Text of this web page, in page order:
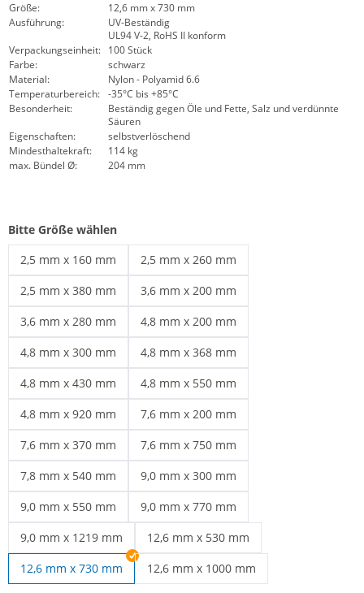
Größe:
12,6 mm x 730 mm
Ausführung:
UV-Beständig
UL94 V-2, RoHS II konform
Verpackungseinheit: 100 Stück
Farbe:
schwarz
Material:
Nylon - Polyamid 6.6
Temperaturbereich: -35°C bis +85°C
Besonderheit:
Beständig gegen Öle und Fette, Salz und verdünnte
Säuren
Eigenschaften:
selbstverlöschend
Mindesthaltekraft:
114 kg
max. Bündel Ø:
204 mm
Bitte Größe wählen
2,5 mm x 160 mm
Kabelbinder schwarz | 2,5 mm x 160 mm
2,5 mm x 260 mm
Kabelbinder schwarz | 2,5 mm x 260 mm
2,5 mm x 380 mm
Kabelbinder schwarz | 2,5 mm x 380 mm
3,6 mm x 200 mm
Kabelbinder schwarz | 3,6 mm x 200 mm
3,6 mm x 280 mm
Kabelbinder schwarz | 3,6 mm x 280 mm
4,8 mm x 200 mm
Kabelbinder 4,8 | 4,8 mm x 200 mm
4,8 mm x 300 mm
UV beständige Kabelbinder | 4,8 mm x 300 mm
4,8 mm x 368 mm
Wetterfeste Kabelbinder | 4,8 mm x 368
4,8 mm x 430 mm
Kabelbinder schwarz | 4,8 mm x 430 mm
4,8 mm x 550 mm
Kabelbinder schwarz | 4,8 mm x 550 mm
4,8 mm x 920 mm
Kabelbinder schwarz | 4,8 mm x 920 mm
7,6 mm x 200 mm
Kabelbinder schwarz | 7,6 mm x 200 mm
7,6 mm x 370 mm
Schwarze Kabelbinder | 7,6 mm x 370 mm
7,6 mm x 750 mm
Kabelbinder schwarz | 7,6 mm x 750 mm
7,8 mm x 540 mm
Kabelbinder über 50 cm | 7,8 mm x 540 mm
9,0 mm x 300 mm
Kabelbinder schwarz | 9,0 mm x 300 mm
9,0 mm x 550 mm
Kabelbinder schwarz | 9,0 mm x 550 mm
9,0 mm x 770 mm
Kabelbinder schwarz | 9,0 mm x 770 mm
9,0 mm x 1219 mm
Kabelbinder schwarz | 9,0 mm x 1219 mm
12,6 mm x 530 mm
Kabelbinder schwarz | 12,6 mm x 530
12,6 mm x 730 mm
12,6 mm x 1000 mm